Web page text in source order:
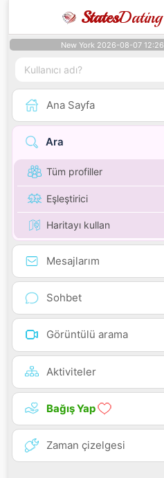
StatesDating
New York 2026-08-07 12:26
Ana Sayfa
Ara
Tüm profiller
Eşleştirici
Haritayı kullan
Mesajlarım
Sohbet
Görüntülü arama
Aktiviteler
Bağış Yap
Zaman çizelgesi